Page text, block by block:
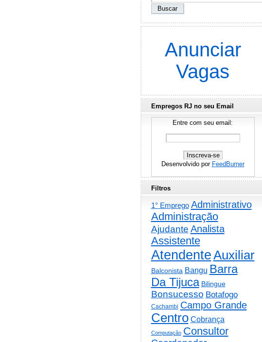
Anunciar
Vagas
Empregos RJ no seu Email
Entre com seu email:
Desenvolvido por FeedBurner
Filtros
1° Emprego Administrativo
Administração
Ajudante Analista
Assistente
AtendenteAuxiliar
Balconista Bangu Barra
Da Tijuca Bilingue
Bonsucesso Botafogo
Cachambi Campo Grande
Centro Cobrança
Computação Consultor